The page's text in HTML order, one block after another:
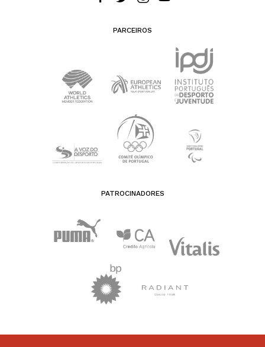
PARCEIROS
PATROCINADORES